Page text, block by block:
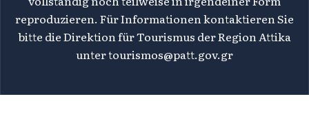
reproduzieren. Für Informationen kontaktieren Sie
bitte die Direktion für Tourismus der Region Attika
untertourismos@patt.gov.gr